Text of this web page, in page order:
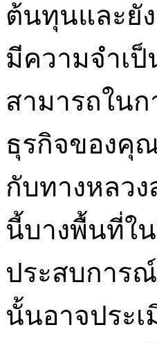
ต้นทุนและยั
มีความจำเ
สามารถใน
ธุรกิจของคุ
กับทางหลว
นี้บางพื้นที่ใ
ประสบการ
นั้นอาจประ